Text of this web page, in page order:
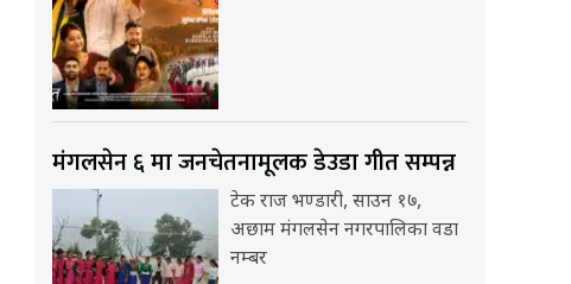
मंगलसेन ६ मा जनचेतनामूलक डेउडा गीत सम्पन्न
टेक राज भण्डारी, साउन १७,
अछाम मंगलसेन नगरपालिका वडा
नम्बर